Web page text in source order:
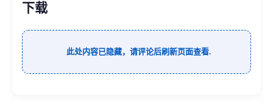
下载
此处内容已隐藏，请评论后刷新页面查看.